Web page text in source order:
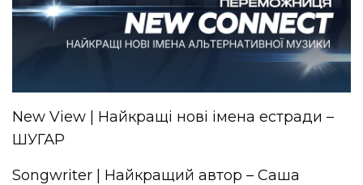
New View | Найкращі нові імена естради –
ШУГАР
Songwriter | Найкращий автор – Саша